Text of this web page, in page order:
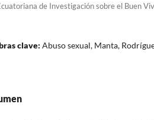
de Investigación sobre el Buen
clave: Abuso sexual, Manta,